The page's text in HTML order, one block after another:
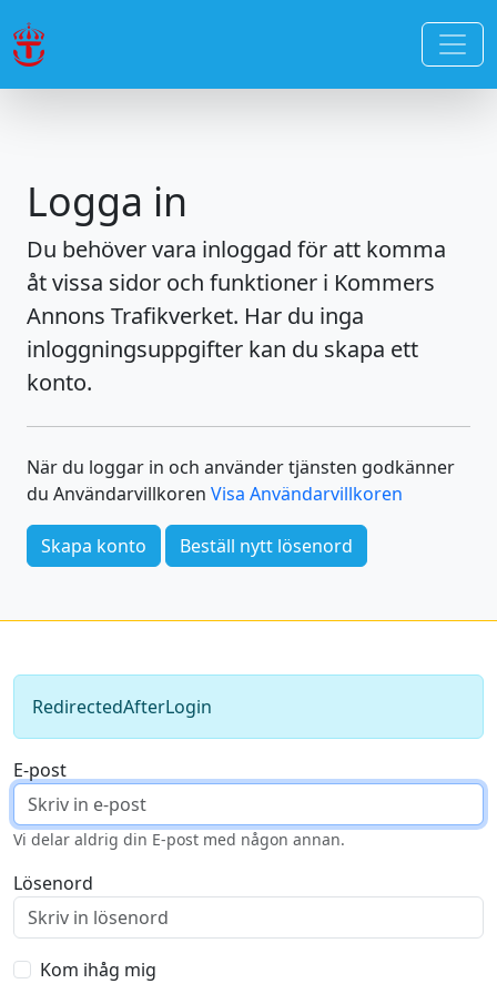
Logga in
Du behöver vara inloggad för att komma
åt vissa sidor och funktioner i Kommers
Annons Trafikverket. Har du inga
inloggningsuppgifter kan du skapa ett
konto.
När du loggar in och använder tjänsten godkänner
du Användarvillkoren Visa Användarvillkoren
Skapa konto Beställ nytt lösenord
RedirectedAfterLogin
E-post
Vi delar aldrig din E-post med någon annan.
Lösenord
Kom ihåg mig